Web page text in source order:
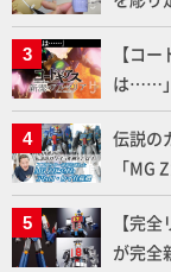
いプラ
【コ
は……」
伝説の
「MG
ふたた
【完
が完全